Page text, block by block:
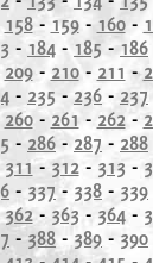
158- 159- 160-
- 184 - 185 - 186
209- 210- 211 -
- 235 - 236 - 237
260- 261 - 262-
- 286 - 287 - 288
311 - 312- 313 -
- 337 - 338 - 339
362- 363 - 364-
- 388 - 389 - 390